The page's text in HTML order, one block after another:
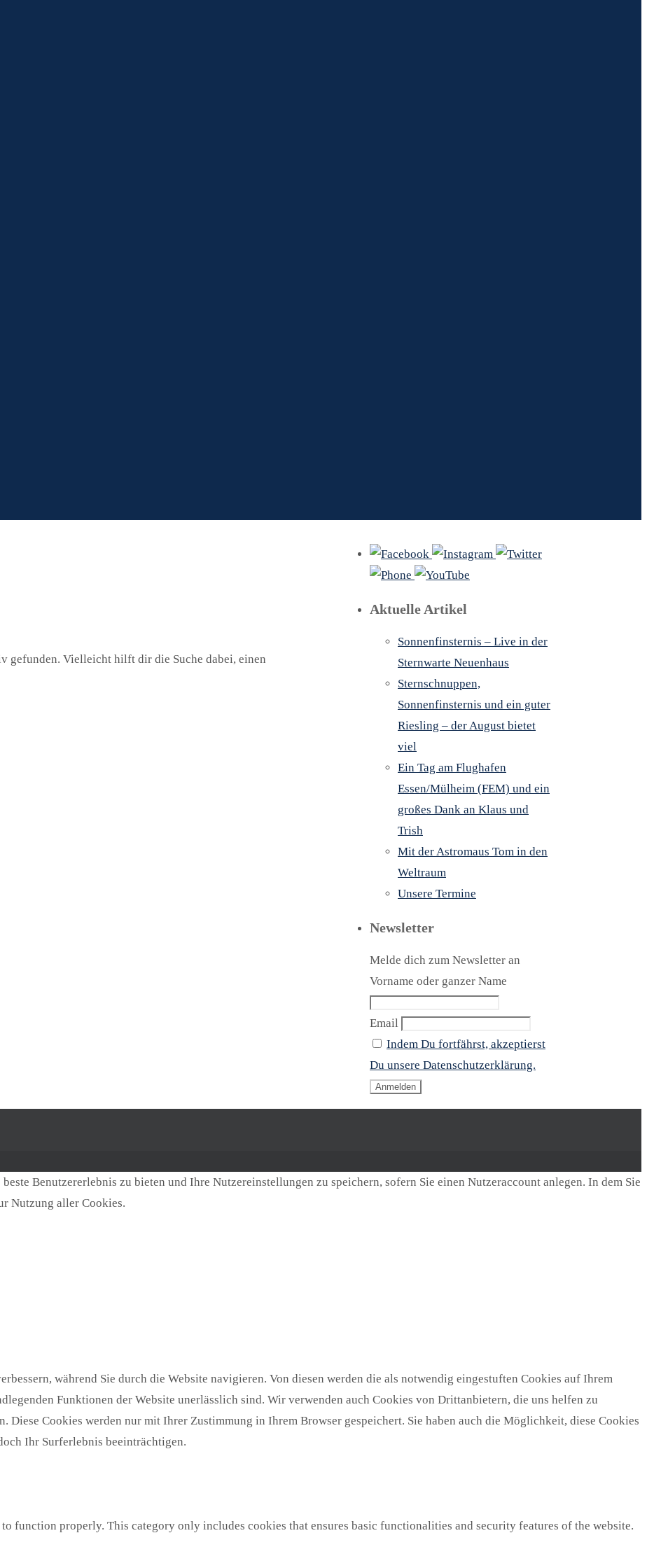
gefunden. Vielleicht hilft dir die Suche dabei, einen
Aktuelle Artikel
Sonnenfinsternis – Live in der
Sternwarte Neuenhaus
Sternschnuppen,
Sonnenfinsternis und ein guter
Riesling – der August bietet
viel
Ein Tag am Flughafen
Essen/Mülheim (FEM) und ein
großes Dank an Klaus und
Trish
Mit der Astromaus Tom in den
Weltraum
Unsere Termine
Newsletter
Melde dich zum Newsletter an
Vorname oder ganzer Name
Email
Indem Du fortfährst, akzeptierst
Du unsere Datenschutzerklärung.
Benutzererlebnis zu bieten und Ihre Nutzereinstellungen zu speichern, sofern Sie einen Nutzeraccount anlegen. In dem Sie
Nutzung aller Cookies.
während Sie durch die Website navigieren. Von diesen werden die als notwendig eingestuften Cookies auf Ihrem
Funktionen der Website unerlässlich sind. Wir verwenden auch Cookies von Drittanbietern, die uns helfen zu
Diese Cookies werden nur mit Ihrer Zustimmung in Ihrem Browser gespeichert. Sie haben auch die Möglichkeit, diese Cookies
Ihr Surferlebnis beeinträchtigen.
function properly. This category only includes cookies that ensures basic functionalities and security features of the website.